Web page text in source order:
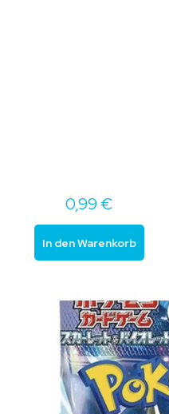
0,99 €
In den Warenkorb